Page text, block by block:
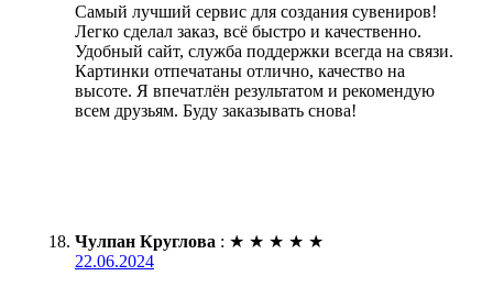
Самый лучший сервис для создания сувениров!
Легко сделал заказ, всё быстро и качественно.
Удобный сайт, служба поддержки всегда на связи.
Картинки отпечатаны отлично, качество на
высоте. Я впечатлён результатом и рекомендую
всем друзьям. Буду заказывать снова!
Чулпан Круглова : ★ ★ ★ ★ ★
22.06.2024